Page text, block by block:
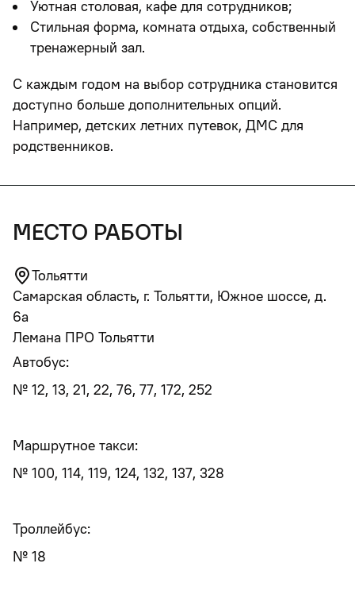
Уютная столовая, кафе для сотрудников;
Стильная форма, комната отдыха, собственный
тренажерный зал.
С каждым годом на выбор сотрудника становится
доступно больше дополнительных опций.
Например, детских летних путевок, ДМС для
родственников.
место работы
Тольятти
Самарская область, г. Тольятти, Южное шоссе, д.
6а
Лемана ПРО Тольятти
Автобус:
№ 12, 13, 21, 22, 76, 77, 172, 252
Маршрутное такси:
№ 100, 114, 119, 124, 132, 137, 328
Троллейбус:
№ 18